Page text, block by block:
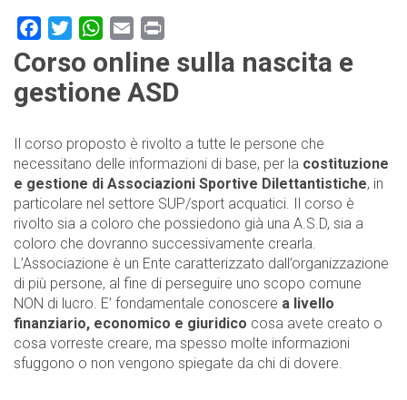
FacebookTwitterWhatsApp
Email
Corso online sulla nascita e
gestione ASD
Il corso proposto è rivolto a tutte le persone che
necessitano delle informazioni di base, per la costituzione
e gestione di Associazioni Sportive Dilettantistiche, in
particolare nel settore SUP/sport acquatici. Il corso è
rivolto sia a coloro che possiedono già una A.S.D, sia a
coloro che dovranno successivamente crearla.
L’Associazione è un Ente caratterizzato dall’organizzazione
di più persone, al fine di perseguire uno scopo comune
NON di lucro. E’ fondamentale conoscere a livello
finanziario, economico e giuridico cosa avete creato o
cosa vorreste creare, ma spesso molte informazioni
sfuggono o non vengono spiegate da chi di dovere.